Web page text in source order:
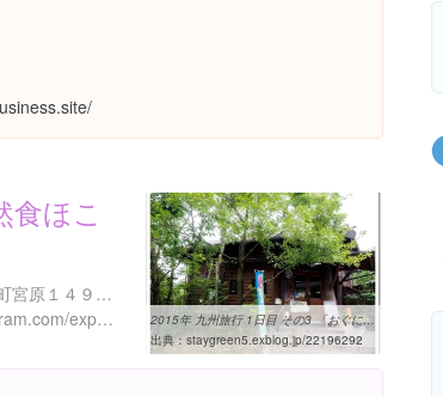
食ほこ
熊本県阿蘇郡小国町宮原１４９２ おぐに天然食ほこすぎ
https://www.instagram.com/explore/locations/1005167447
2015年 九州旅行 1日目 その3 「おぐに天然食ほこすぎ」でランチ ...
出典：staygreen5.exblog.jp/22196292